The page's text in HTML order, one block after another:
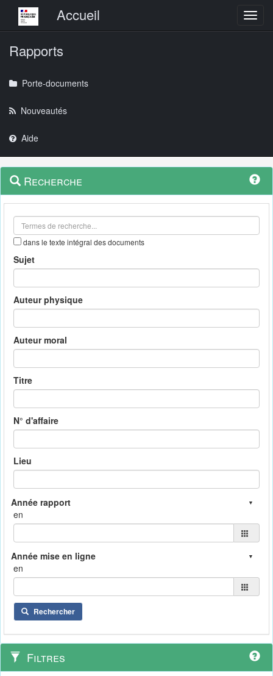
Menu principalAccueil
Rapports
Porte-documents
Nouveautés
Aide
Navigation
outils
Menu
contextuel
Recherche
dans le texte intégral des documents
Sujet
Auteur physique
Auteur moral
Titre
N° d'affaire
Lieu
en
en
Rechercher
Filtres